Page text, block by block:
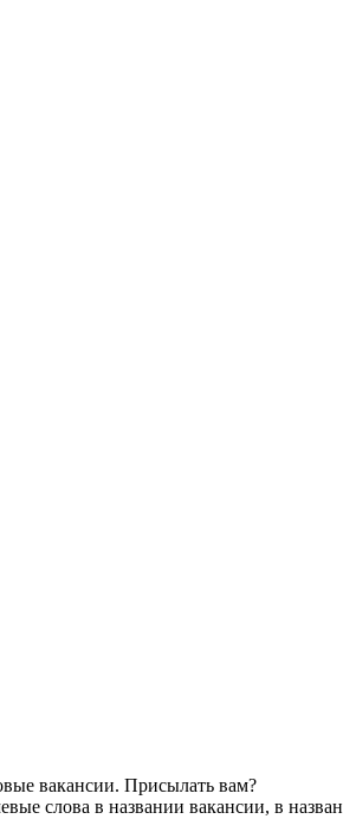
вакансии. Присылать вам?
слова в названии вакансии, в